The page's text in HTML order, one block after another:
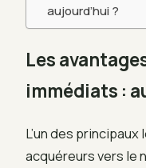
aujourd’hui ?
Les
immédiats :
L’un des
acquéreurs vers le